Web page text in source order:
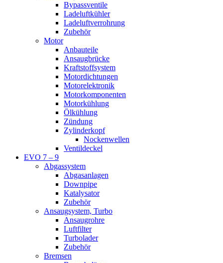
Bypassventile
Ladeluftkühler
Ladeluftverrohrung
Zubehör
Motor
Anbauteile
Ansaugbrücke
Kraftstoffsystem
Motordichtungen
Motorelektronik
Motorkomponenten
Motorkühlung
Ölkühlung
Zündung
Zylinderkopf
Nockenwellen
Ventildeckel
EVO 7 – 9
Abgassystem
Abgasanlagen
Downpipe
Katalysator
Zubehör
Ansaugsystem, Turbo
Ansaugrohre
Luftfilter
Turbolader
Zubehör
Bremsen